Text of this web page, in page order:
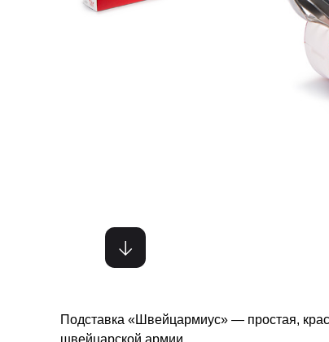
Подставка «Швейцармиус» — простая,
швейцарской армии.